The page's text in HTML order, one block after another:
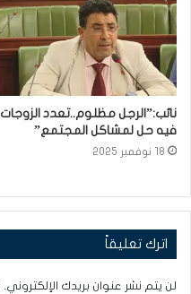
نائب:”الرجل مظلوم..تعدد الزوجات
فيه حل لمشاكل المجتمع”
18 نوفمبر 2025
اترك تعليقاً
لن يتم نشر عنوان بريدك الإلكتروني.